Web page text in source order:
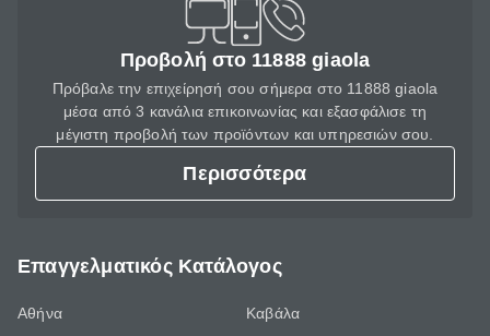
Προβολή στο 11888 giaola
Πρόβαλε την επιχείρησή σου σήμερα στο 11888 giaola
μέσα από 3 κανάλια επικοινωνίας και εξασφάλισε τη
μέγιστη προβολή των προϊόντων και υπηρεσιών σου.
Περισσότερα
Επαγγελματικός Κατάλογος
Αθήνα
Καβάλα